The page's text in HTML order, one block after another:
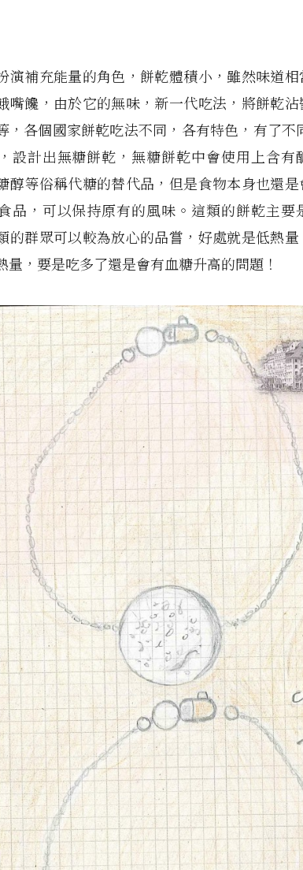
演補充能量的角色，餅乾體積小，雖然味道
嘴饞，由於它的無味，新一代吃法，將餅乾
，各個國家餅乾吃法不同，各有特色，有了
設計出無糖餅乾，無糖餅乾中會使用上含有
醇等俗稱代糖的替代品，但是食物本身也還
品，可以保持原有的風味。這類的餅乾主要
的群眾可以較為放心的品嘗，好處就是低熱
量，要是吃多了還是會有血糖升高的問題！